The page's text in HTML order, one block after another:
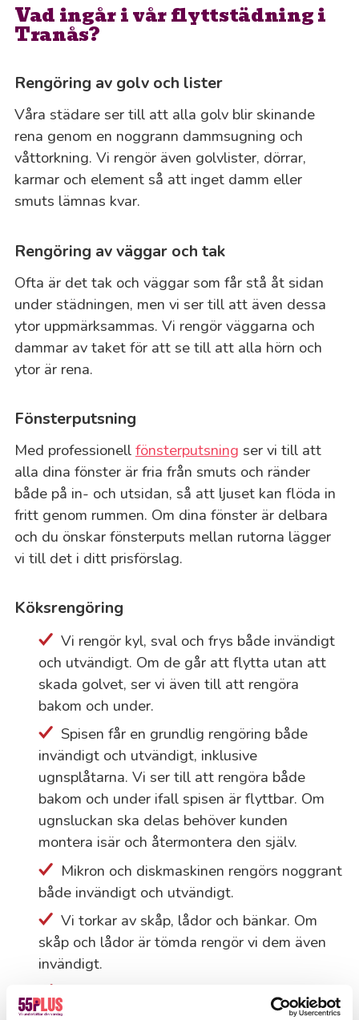
Vad ingår i vår flyttstädning i
Tranås?
Rengöring av golv och lister
Våra städare ser till att alla golv blir skinande
rena genom en noggrann dammsugning och
våttorkning. Vi rengör även golvlister, dörrar,
karmar och element så att inget damm eller
smuts lämnas kvar.
Rengöring av väggar och tak
Ofta är det tak och väggar som får stå åt sidan
under städningen, men vi ser till att även dessa
ytor uppmärksammas. Vi rengör väggarna och
dammar av taket för att se till att alla hörn och
ytor är rena.
Fönsterputsning
Med professionell fönsterputsning ser vi till att
alla dina fönster är fria från smuts och ränder
både på in- och utsidan, så att ljuset kan flöda in
fritt genom rummen. Om dina fönster är delbara
och du önskar fönsterputs mellan rutorna lägger
vi till det i ditt prisförslag.
Köksrengöring
Vi rengör kyl, sval och frys både invändigt
och utvändigt. Om de går att flytta utan att
skada golvet, ser vi även till att rengöra
bakom och under.
Spisen får en grundlig rengöring både
invändigt och utvändigt, inklusive
ugnsplåtarna. Vi ser till att rengöra både
bakom och under ifall spisen är flyttbar. Om
ugnsluckan ska delas behöver kunden
montera isär och återmontera den själv.
Mikron och diskmaskinen rengörs noggrant
både invändigt och utvändigt.
Vi torkar av skåp, lådor och bänkar. Om
skåp och lådor är tömda rengör vi dem även
invändigt.